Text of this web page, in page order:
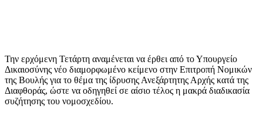
Την ερχόμενη Τετάρτη αναμένεται να έρθει από το Υπουργείο
Δικαιοσύνης νέο διαμορφωμένο κείμενο στην Επιτροπή Νομικών
της Βουλής για το θέμα της ίδρυσης Ανεξάρτητης Αρχής κατά της
Διαφθοράς, ώστε να οδηγηθεί σε αίσιο τέλος η μακρά διαδικασία
συζήτησης του νομοσχεδίου.